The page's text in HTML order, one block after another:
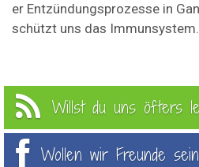
er Entzündungsprozesse in
schützt uns das Immunsystem.
Willst du uns öfters
Wollen wir Freunde